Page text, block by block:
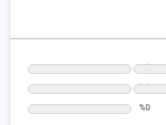
%0
%0
%0